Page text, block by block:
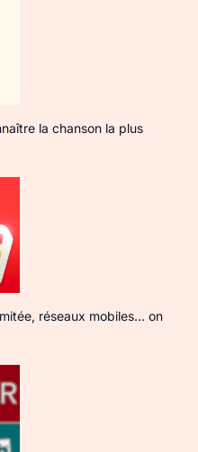
la chanson la plus
réseaux mobiles… on